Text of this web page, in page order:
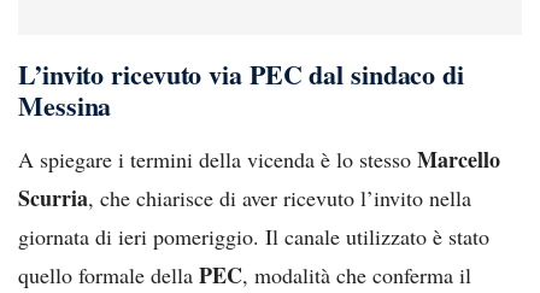
L’invito ricevuto via PEC dal sindaco di
Messina
A spiegare i termini della vicenda è lo stesso Marcello
Scurria, che chiarisce di aver ricevuto l’invito nella
giornata di ieri pomeriggio. Il canale utilizzato è stato
quello formale della PEC, modalità che conferma il